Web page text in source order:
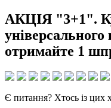
АКЦІЯ "3+1".
отримайте 1
Є питання? Хтось із цих